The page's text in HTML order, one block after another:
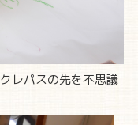
レパスの先を不思議